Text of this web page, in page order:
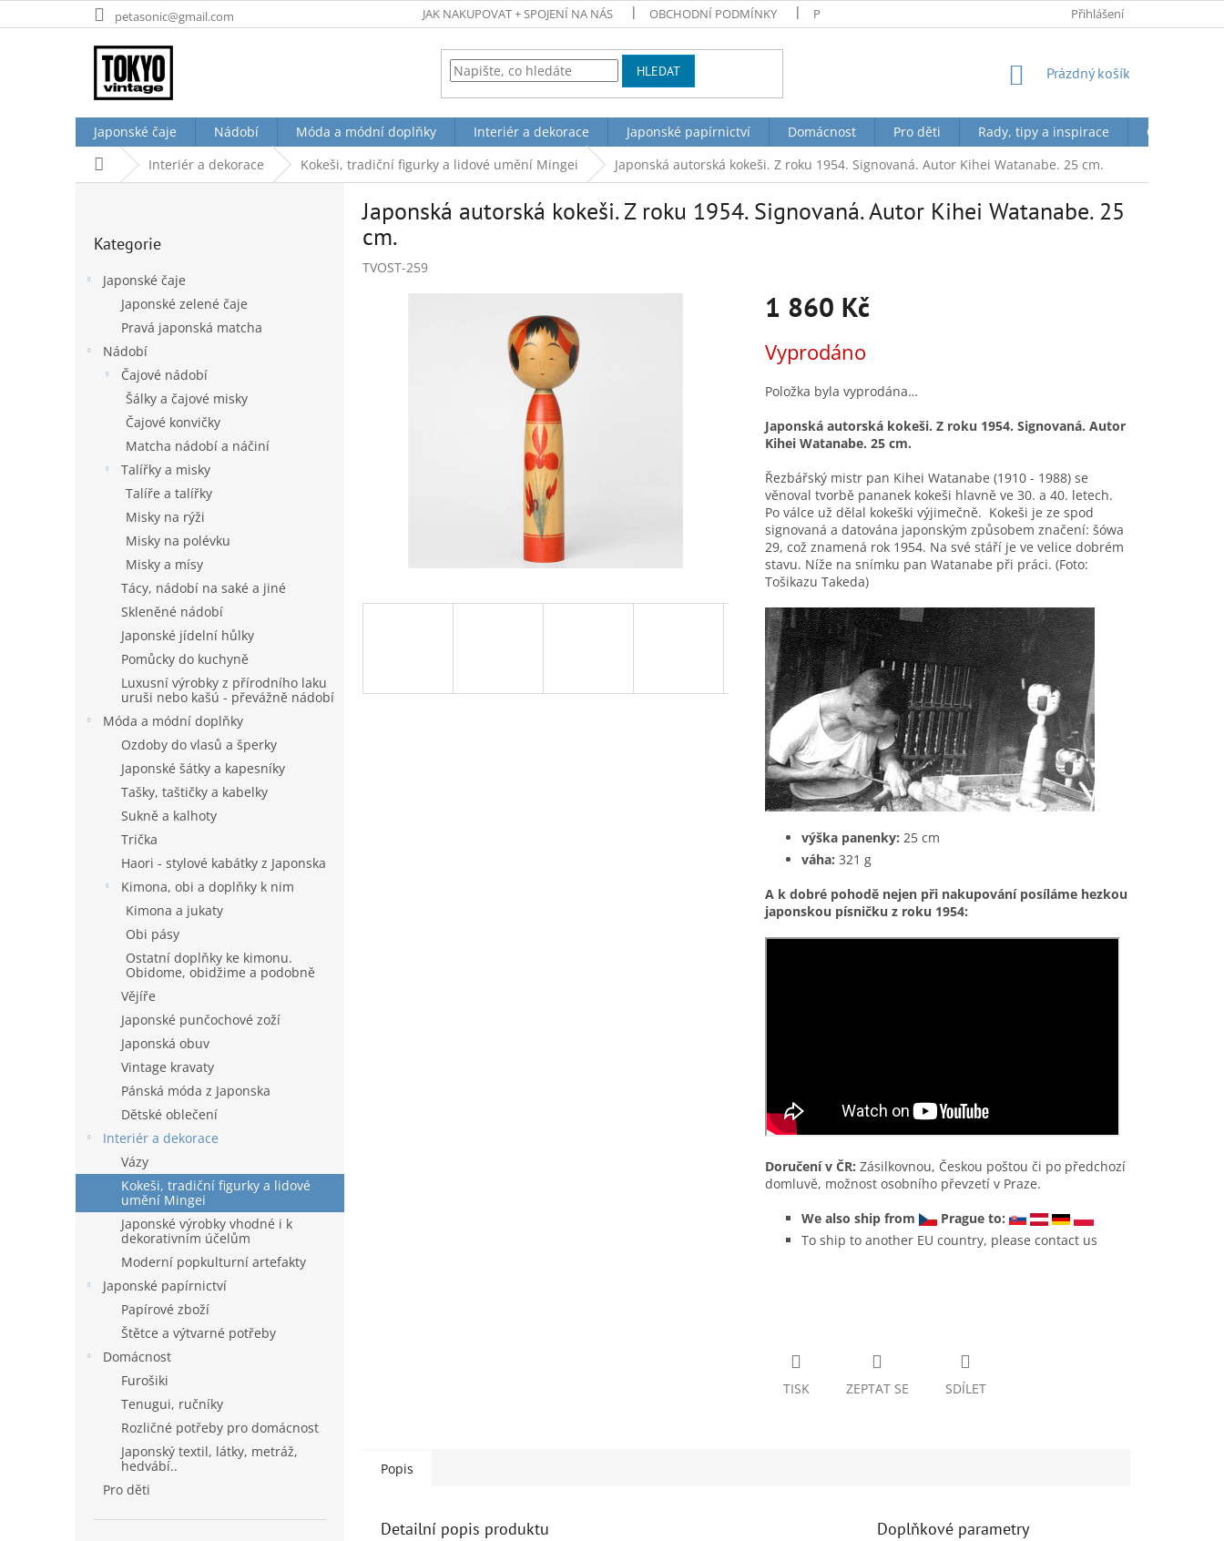
na
petasonic@gmail.com JAK NAKUPOVAT + SPOJENÍ NA NÁS OBCHODNÍ PODMÍNKY PODMÍNKY OCHRANY OSOBNÍCH ÚDAJŮ Přihlášení
HLEDAT
NÁKUPNÍ
Prázdný košík
Japonské čaje Nádobí Móda a módní doplňky Interiér a dekorace Japonské papírnictví Domácnost Pro děti Rady, tipy a inspirace
O nás +
Domů Interiér a dekorace Kokeši, tradiční figurky a lidové umění Mingei Japonská autorská kokeši. Z roku 1954. Signovaná. Autor Kihei Watanabe. 25 cm.
kategorie
Kategorie
Japonské čaje
Japonské zelené čaje
Pravá japonská matcha
Nádobí
Čajové nádobí
Šálky a čajové misky
Čajové konvičky
Matcha nádobí a náčiní
Talířky a misky
Talíře a talířky
Misky na rýži
Misky na polévku
Misky a mísy
Tácy, nádobí na saké a jiné
Skleněné nádobí
Japonské jídelní hůlky
Pomůcky do kuchyně
Luxusní výrobky z přírodního laku
uruši nebo kašú - převážně nádobí
Móda a módní doplňky
Ozdoby do vlasů a šperky
Japonské šátky a kapesníky
Tašky, taštičky a kabelky
Sukně a kalhoty
Trička
Haori - stylové kabátky z Japonska
Kimona, obi a doplňky k nim
Kimona a jukaty
Obi pásy
Ostatní doplňky ke kimonu.
Obidome, obidžime a podobně
Vějíře
Japonské punčochové zoží
Japonská obuv
Vintage kravaty
Pánská móda z Japonska
Dětské oblečení
Interiér a dekorace
Vázy
Kokeši, tradiční figurky a lidové
umění Mingei
Japonské výrobky vhodné i k
dekorativním účelům
Moderní popkulturní artefakty
Japonské papírnictví
Papírové zboží
Štětce a výtvarné potřeby
Domácnost
Furošiki
Tenugui, ručníky
Rozličné potřeby pro domácnost
Japonský textil, látky, metráž,
hedvábí..
Pro děti
Japonská autorská kokeši. Z roku 1954. Signovaná. Autor Kihei Watanabe. 25
cm.
TVOST-259
1 860 Kč
cena:
Vyprodáno
Položka byla vyprodána…
Japonská autorská kokeši. Z roku 1954. Signovaná. Autor
Kihei Watanabe. 25 cm.
Řezbářský mistr pan Kihei Watanabe (1910 - 1988) se
věnoval tvorbě pananek kokeši hlavně ve 30. a 40. letech.
Po válce už dělal kokeški výjimečně. Kokeši je ze spod
signovaná a datována japonským způsobem značení: šówa
29, což znamená rok 1954. Na své stáří je ve velice dobrém
stavu. Níže na snímku pan Watanabe při práci. (Foto:
Tošikazu Takeda)
výška panenky: 25 cm
váha: 321 g
A k dobré pohodě nejen při nakupování posíláme hezkou
japonskou písničku z roku 1954:
Doručení v ČR: Zásilkovnou, Českou poštou či po předchozí
domluvě, možnost osobního převzetí v Praze.
We also ship from
Prague to:
To ship to another EU country, please contact us
TISK ZEPTAT SE SDÍLET
Popis
Detailní popis produktu Doplňkové parametry